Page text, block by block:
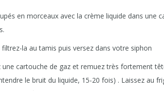
en morceaux avec la crème liquide dans une
la au tamis puis versez dans votre siphon
cartouche de gaz et remuez très fortement
le bruit du liquide, 15-20 fois) . Laissez au